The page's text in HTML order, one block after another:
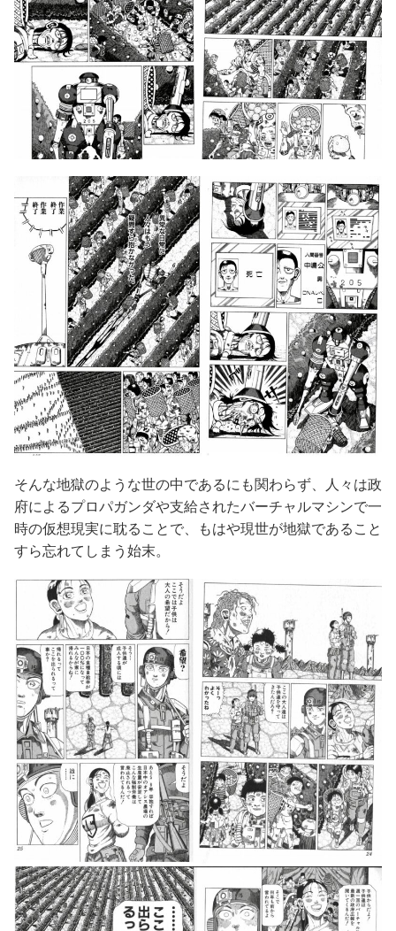
そんな地獄のような世の中であるにも関わらず、人々は政
府によるプロパガンダや支給されたバーチャルマシンで一
時の仮想現実に耽ることで、もはや現世が地獄であること
すら忘れてしまう始末。